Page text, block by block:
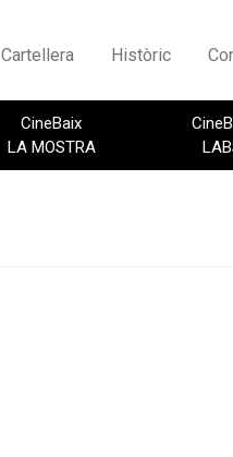
Cartellera Històric
CineBaix
LA MOSTRA